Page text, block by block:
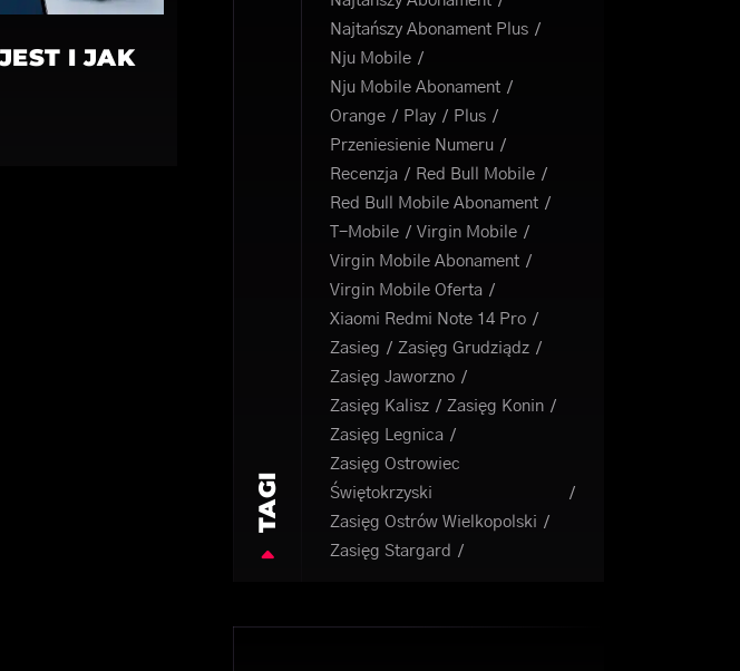
I JAK
TAGI
Najtańszy Abonament Plus
Nju Mobile
Nju Mobile Abonament
Orange
Play
Plus
Przeniesienie Numeru
Recenzja
Red Bull Mobile
Red Bull Mobile Abonament
T-Mobile
Virgin Mobile
Virgin Mobile Abonament
Virgin Mobile Oferta
Xiaomi Redmi Note 14 Pro
Zasieg
Zasięg Grudziądz
Zasięg Jaworzno
Zasięg Kalisz
Zasięg Konin
Zasięg Legnica
Zasięg Ostrowiec
Świętokrzyski
Zasięg Ostrów Wielkopolski
Zasięg Stargard